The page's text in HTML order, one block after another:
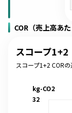
COR（売上高あ
スコープ1+2
スコープ1+2 COR
32
kg-CO2